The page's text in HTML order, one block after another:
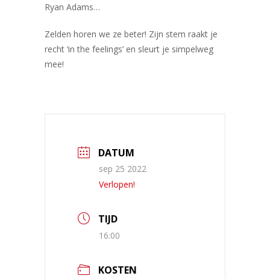
Ryan Adams…
Zelden horen we ze beter! Zijn stem raakt je
recht ‘in the feelings’ en sleurt je simpelweg
mee!
DATUM
sep 25 2022
Verlopen!
TIJD
16:00
KOSTEN